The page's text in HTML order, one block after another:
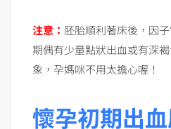
注意： 胚胎順利著床後，因
期偶有少量點狀出血或有深
象，孕媽咪不用太擔心喔！
懷孕初期出